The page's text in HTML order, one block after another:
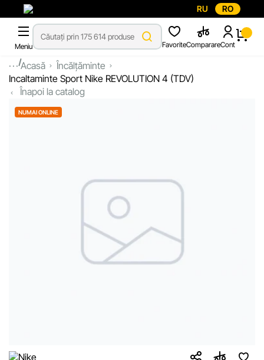
RU RO
Meniu FavoriteComparareCont
...Acasă
Încălțăminte
Incaltaminte Sport Nike REVOLUTION 4 (TDV)
Înapoi la catalog
NUMAI ONLINE